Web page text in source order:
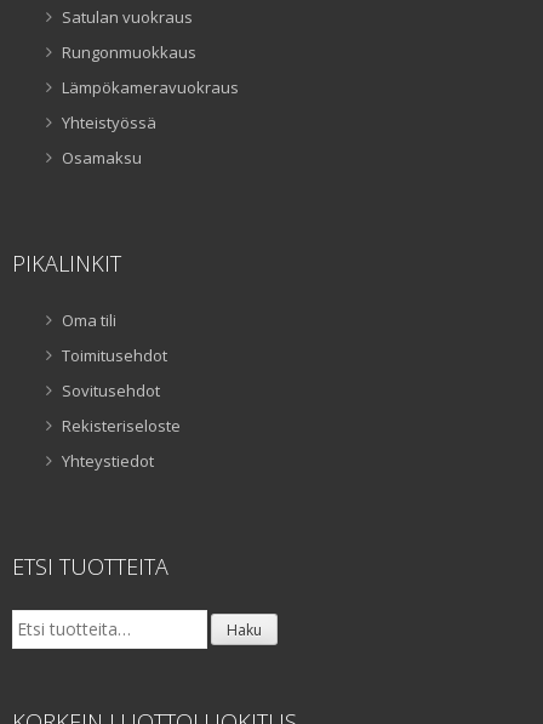
Satulan vuokraus
Rungonmuokkaus
Lämpökameravuokraus
Yhteistyössä
Osamaksu
PIKALINKIT
Oma tili
Toimitusehdot
Sovitusehdot
Rekisteriseloste
Yhteystiedot
ETSI TUOTTEITA
Etsi: Haku